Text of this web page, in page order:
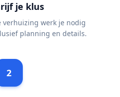
je klus
verhuizing werk je nodig
planning en details.
2